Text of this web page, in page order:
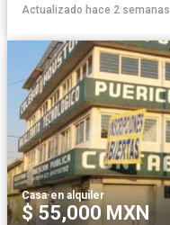
Actualizado hace 2 semanas
Casa·en alquiler
$ 55,000 MXN